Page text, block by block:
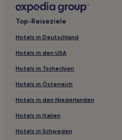
2-Sterne-Hotels in Changshu
5-Sterne-Hotels in Changzhou
4-Sterne-Hotels in Changzhou
4-Sterne-Hotels in Stadtbezirk
5-Sterne-Hotels in Pingjiang-
2-Sterne-Hotels in Wuxi
Hotels nahe Baodai-Brücke
Hotels nahe Xishanlinwudong
Hotels nahe Shangfang-Berg
Top-Reiseziele
Hotels in Deutschland
Hotels in den USA
Hotels in Tschechien
Hotels in Österreich
Hotels in den Niederlanden
Hotels in Italien
Hotels in Schweden